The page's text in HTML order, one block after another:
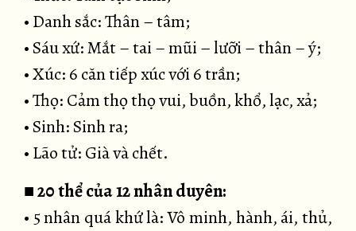
• Danh sắc: Thân – tâm;
• Sáu xứ: Mắt – tai – mũi – lưỡi – thân – ý;
• Xúc: 6 căn tiếp xúc với 6 trần;
• Thọ: Cảm thọ thọ vui, buồn, khổ, lạc, xả;
• Sinh: Sinh ra;
• Lão tử: Già và chết.
■20 thể của 12 nhân duyên:
• 5 nhân quá khứ là: Vô minh, hành, ái, thủ,